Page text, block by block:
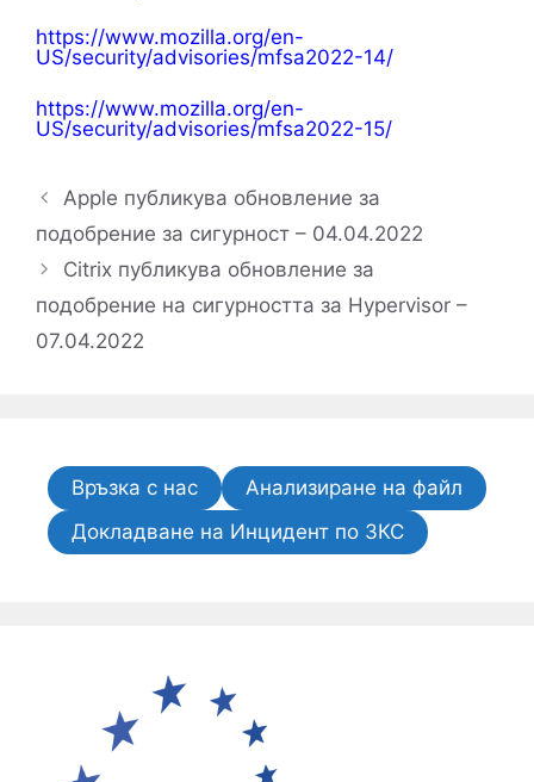
https://www.mozilla.org/en-
US/security/advisories/mfsa2022-14/
https://www.mozilla.org/en-
US/security/advisories/mfsa2022-15/
Apple публикува обновление за
подобрение за сигурност – 04.04.2022
Citrix публикува обновление за
подобрение на сигурността за Hypervisor –
07.04.2022
Връзка с нас
Анализиране на файл
Докладване на Инцидент по ЗКС